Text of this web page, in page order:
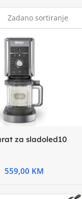
za sladoled10
559,00 KM